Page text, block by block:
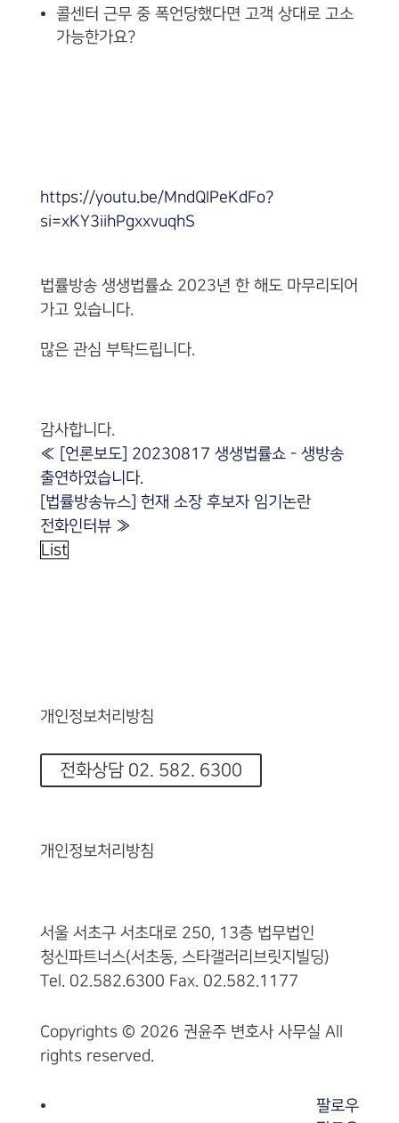
콜센터 근무 중 폭언당했다면 고객 상대로 고소
가능한가요?
https://youtu.be/MndQIPeKdFo?
si=xKY3iihPgxxvuqhS
법률방송 생생법률쇼 2023년 한 해도 마무리되어
가고 있습니다.
많은 관심 부탁드립니다.
감사합니다.
« [언론보도] 20230817 생생법률쇼 - 생방송
출연하였습니다.
[법률방송뉴스] 헌재 소장 후보자 임기논란
전화인터뷰 »
List
개인정보처리방침
전화상담 02. 582. 6300
개인정보처리방침
서울 서초구 서초대로 250, 13층 법무법인
청신파트너스(서초동, 스타갤러리브릿지빌딩)
Tel. 02.582.6300 Fax. 02.582.1177
Copyrights © 2026 권윤주 변호사 사무실 All
rights reserved.
팔로우